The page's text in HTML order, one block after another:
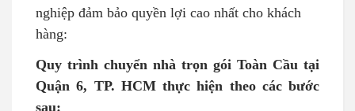
nghiệp đảm bảo quyền lợi cao nhất cho khách
hàng:
Quy trình chuyển nhà trọn gói Toàn Cầu tại
Quận 6, TP. HCM thực hiện theo các bước
sau: